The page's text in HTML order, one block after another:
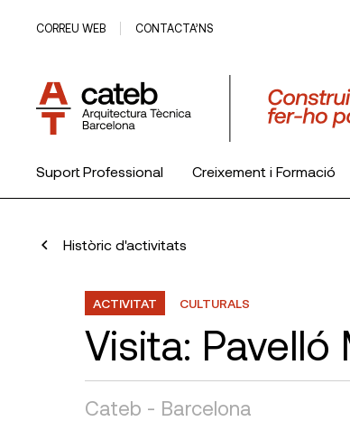
CORREU WEB CONTACTA’NS
Suport Professional Creixement i Formació
Històric d'activitats
ACTIVITAT CULTURALS
Visita:
Cateb - Barcelona